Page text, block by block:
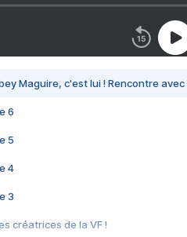
Maguire, c'est lui ! Rencontre
6
5
4
3
créatrices de la VF !